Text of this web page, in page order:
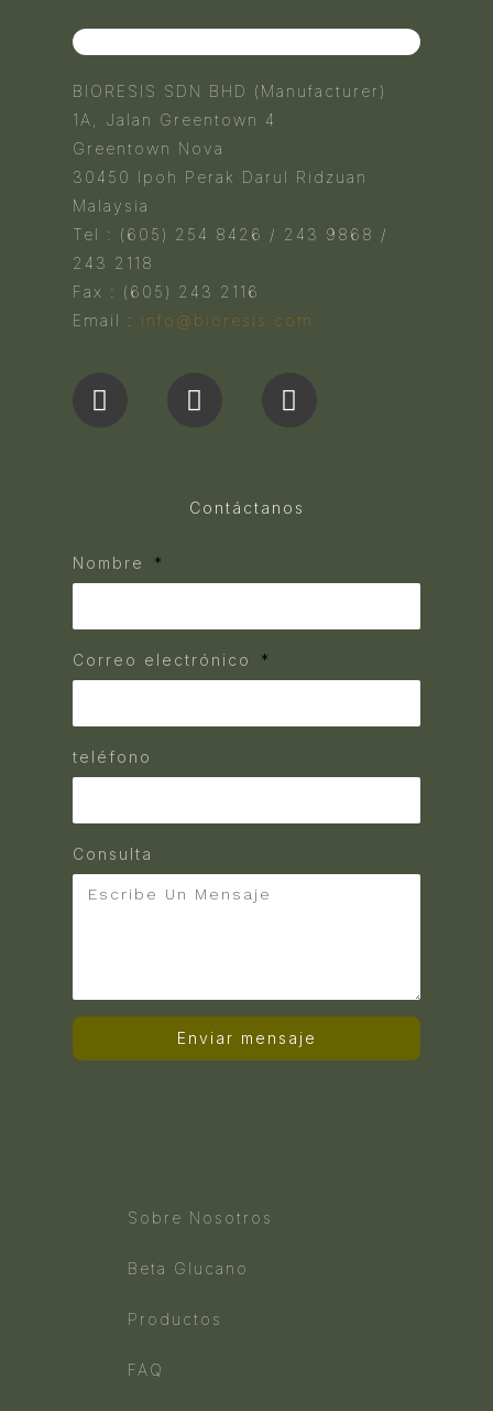
BIORESIS SDN BHD (Manufacturer)
1A, Jalan Greentown 4
Greentown Nova
30450 Ipoh Perak Darul Ridzuan
Malaysia
Tel : (605) 254 8426 / 243 9868 /
243 2118
Fax : (605) 243 2116
Email : info@bioresis.com
Contáctanos
Nombre
Correo electrónico
teléfono
Consulta
Enviar mensaje
Sobre Nosotros
Beta Glucano
Productos
FAQ